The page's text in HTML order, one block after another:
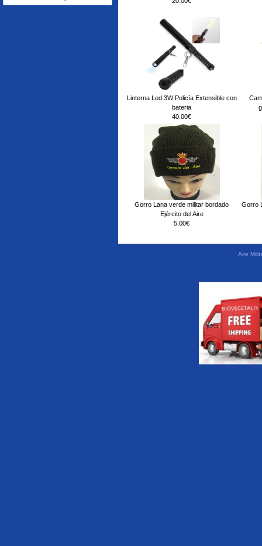
Linterna Led 3W Policía Extensible con
bateria
40.00€
Gorro Lana verde militar bordado
Ejército del Aire
5.00€
Gorro
Aire